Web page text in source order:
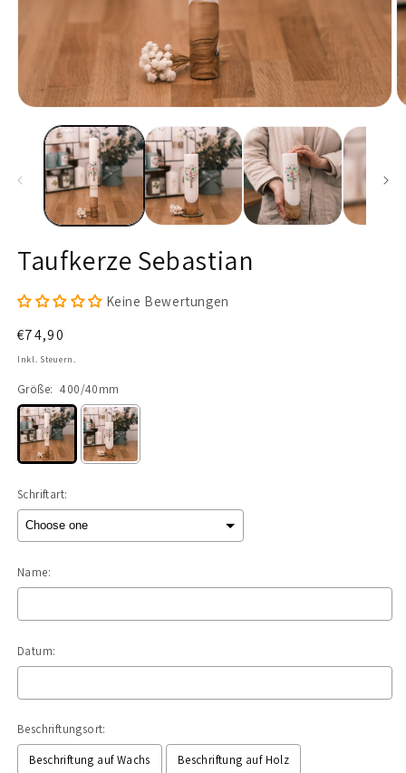
Modal
öffnen
Taufkerze Sebastian
Keine Bewertungen
Normaler
Preis
€74,90
Inkl. Steuern.
Größe: 400/40mm
Schriftart:
Name:
Datum:
Beschriftungsort:
Beschriftung auf Wachs
Beschriftung auf Holz